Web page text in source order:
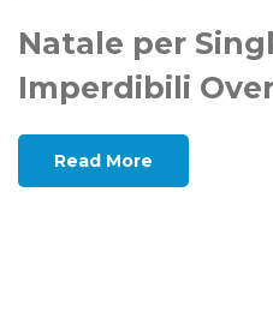
Natale per
Imperdibili
Read More